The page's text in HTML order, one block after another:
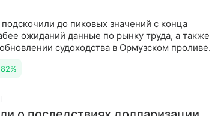
до пиковых значений с конца
ожиданий данные по рынку труда, а также
судоходства в Ормузском проливе.